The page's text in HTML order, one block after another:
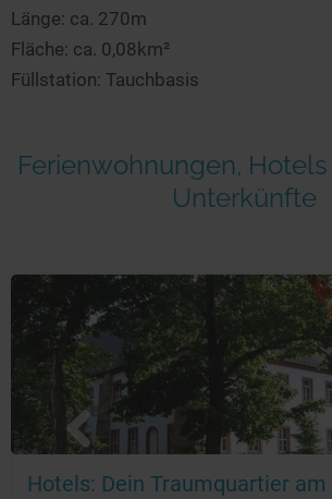
Länge: ca. 270m
Fläche: ca. 0,08km²
Füllstation: Tauchbasis
Ferienwohnungen,
Unterkünfte
Hotels: Dein Traumquartier am